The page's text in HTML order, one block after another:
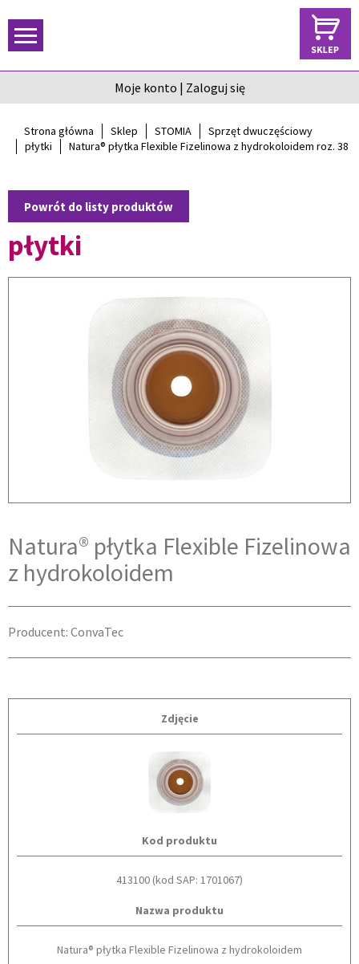
Moje konto | Zaloguj się
Strona główna Sklep STOMIA
Sprzęt dwuczęściowy
płytki
Natura® płytka Flexible Fizelinowa z hydrokoloidem roz. 38
Powrót do listy produktów
płytki
Natura® płytka Flexible Fizelinowa
z hydrokoloidem
Producent: ConvaTec
Zdjęcie
Kod produktu
413100 (kod SAP: 1701067)
Nazwa produktu
Natura® płytka Flexible Fizelinowa z hydrokoloidem